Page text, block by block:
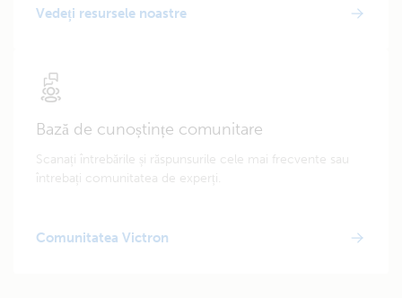
Vedeți resursele noastre
Bază de cunoștințe comunitare
Scanați întrebările și răspunsurile cele mai frecvente sau
întrebați comunitatea de experți.
Comunitatea Victron